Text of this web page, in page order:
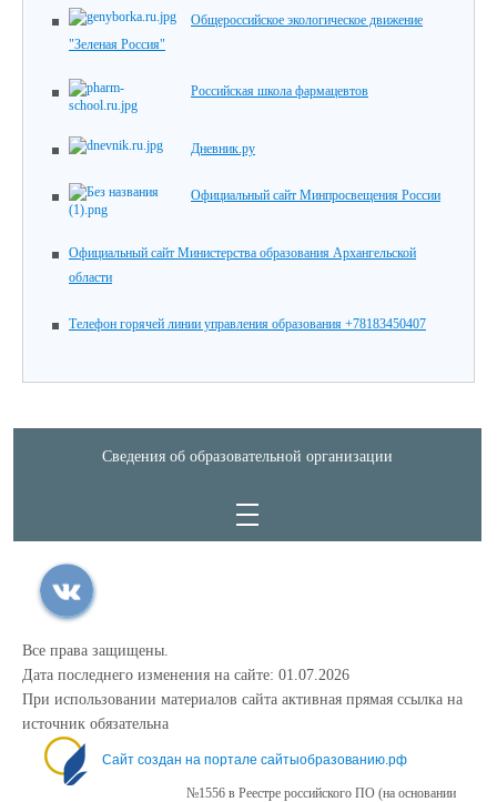
Общероссийское экологическое движение
"Зеленая Россия"
Российская школа фармацевтов
Дневник.ру
Официальный сайт Минпросвещения России
Официальный сайт Министерства образования Архангельской
области
Телефон горячей линии управления образования +78183450407
Сведения об образовательной организации
Все права защищены.
Дата последнего изменения на сайте: 01.07.2026
При использовании материалов сайта активная прямая ссылка на
источник обязательна
Сайт создан на портале сайтыобразованию.рф
№1556 в Реестре российского ПО (на основании